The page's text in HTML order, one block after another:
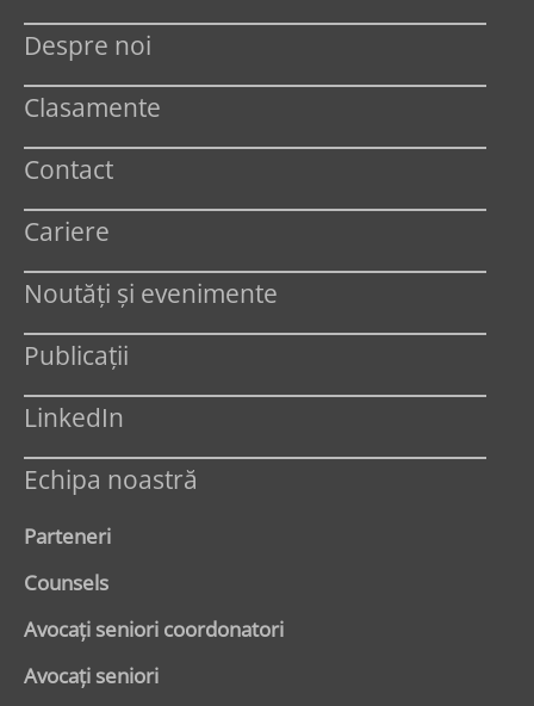
Despre noi
Clasamente
Contact
Cariere
Noutăți și evenimente
Publicații
LinkedIn
Echipa noastră
Parteneri
Counsels
Avocaţi seniori coordonatori
Avocaţi seniori